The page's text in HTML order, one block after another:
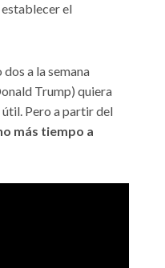
el
a la semana
Trump) quiera
útil. Pero a partir del
más tiempo a